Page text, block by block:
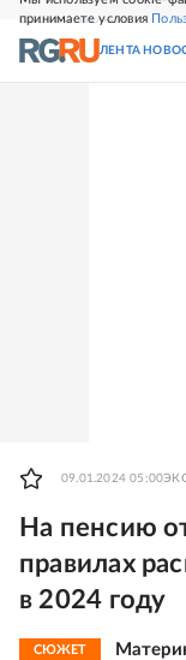
принимаете условия
СВЕЖИЙ НОМЕР
ЛЕНТА
09.01.2024 05:00
На пенсию
правилах
в 2024 году
СЮЖЕТ